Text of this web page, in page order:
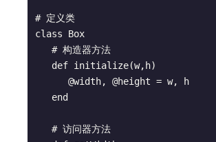
# 定义类
class Box